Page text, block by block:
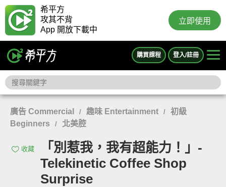
希平方
攻其不背
App 開放下載中
立即使用
購買課程 登入/註冊
廣告 Commercial / 趣味 Entertainment /
初級
Beginners
/ 北美腔
收藏
「別惹我，我有超能力！」-
Telekinetic Coffee Shop
Surprise